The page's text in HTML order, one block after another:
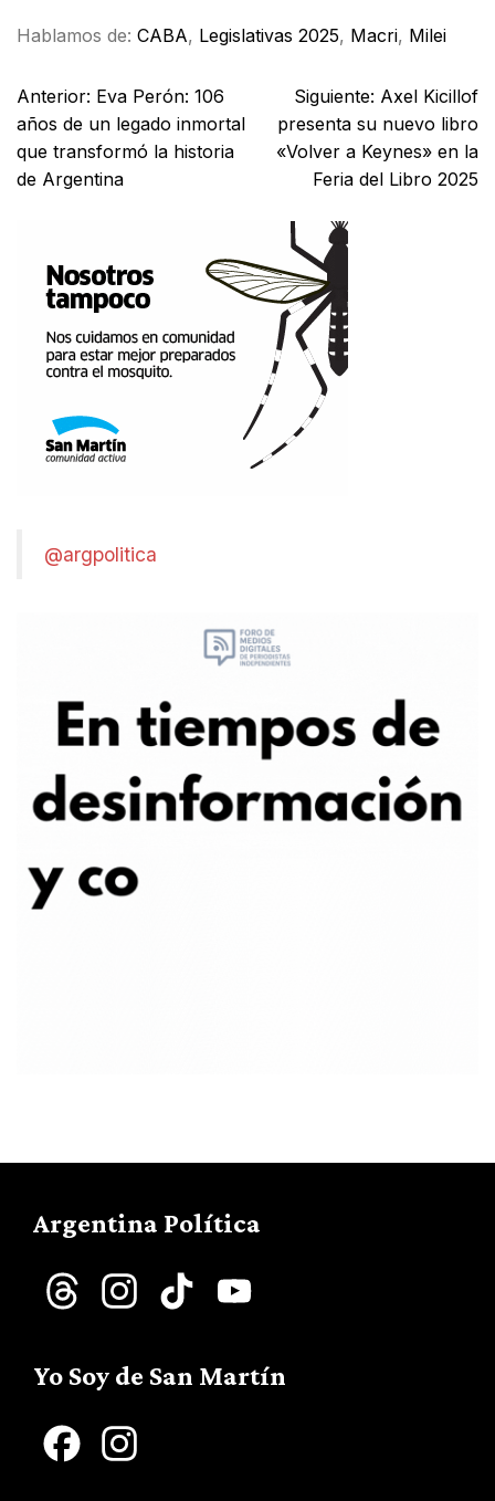
Hablamos de: CABA, Legislativas 2025, Macri, Milei
Anterior: Eva Perón: 106
años de un legado inmortal
que transformó la historia
de Argentina
Siguiente: Axel Kicillof
presenta su nuevo libro
«Volver a Keynes» en la
Feria del Libro 2025
@argpolitica
Argentina Política
Threads InstagramTikTok
Yo Soy de San Martín
Facebook